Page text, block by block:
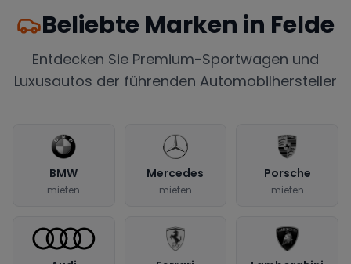
Beliebte Marken in Felde
Entdecken Sie Premium-Sportwagen und
Luxusautos der führenden Automobilhersteller
BMW
mieten
Mercedes
mieten
Porsche
mieten